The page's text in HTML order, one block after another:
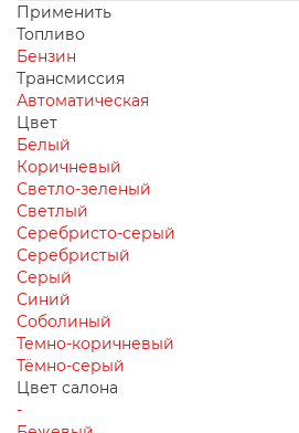
Применить
Топливо
Бензин
Трансмиссия
Автоматическая
Цвет
Белый
Коричневый
Светло-зеленый
Светлый
Серебристо-серый
Серебристый
Серый
Синий
Соболиный
Темно-коричневый
Тёмно-серый
Цвет салона
-